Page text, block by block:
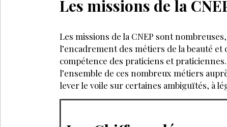
Soyez informé en
évènements
JE